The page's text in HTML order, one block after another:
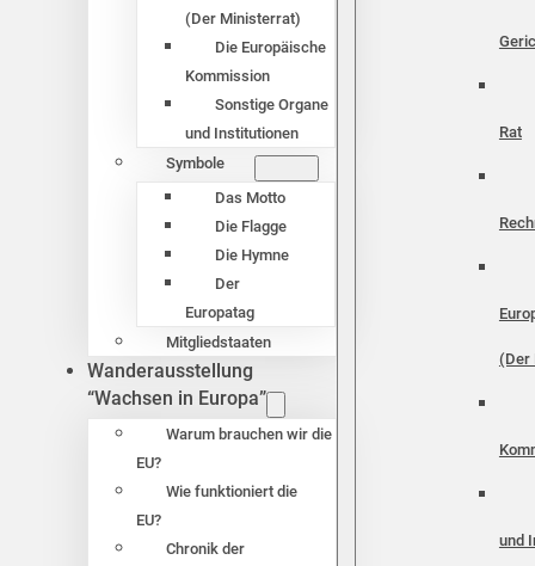
(Der Ministerrat)
Die Europäische
Kommission
Sonstige Organe
und Institutionen
Symbole
Das Motto
Die Flagge
Die Hymne
Der
Europatag
Mitgliedstaaten
Wanderausstellung
“Wachsen in Europa”
Warum brauchen wir die
EU?
Wie funktioniert die
EU?
Chronik der
Rat
(Der
und